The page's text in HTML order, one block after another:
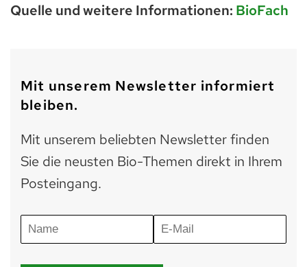
Quelle und weitere Informationen: BioFach
Mit unserem Newsletter informiert
bleiben.
Mit unserem beliebten Newsletter finden
Sie die neusten Bio-Themen direkt in Ihrem
Posteingang.